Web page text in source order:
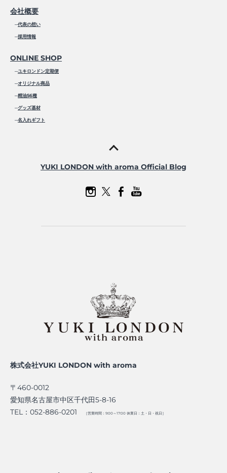
会社概要
─代表の想い
─採用情報
ONLINE SHOP
─ユキロンドン定期便
─オリジナル商品
─精油56種
─グッズ基材
─名入れギフト
YUKI LONDON with aroma Official Blog
株式会社YUKI LONDON with aroma
〒460-0012
愛知県名古屋市中区千代田5-8-16
TEL：052-886-0201
［営業時間：9:00～17:00 休業日：土・日・祝日］